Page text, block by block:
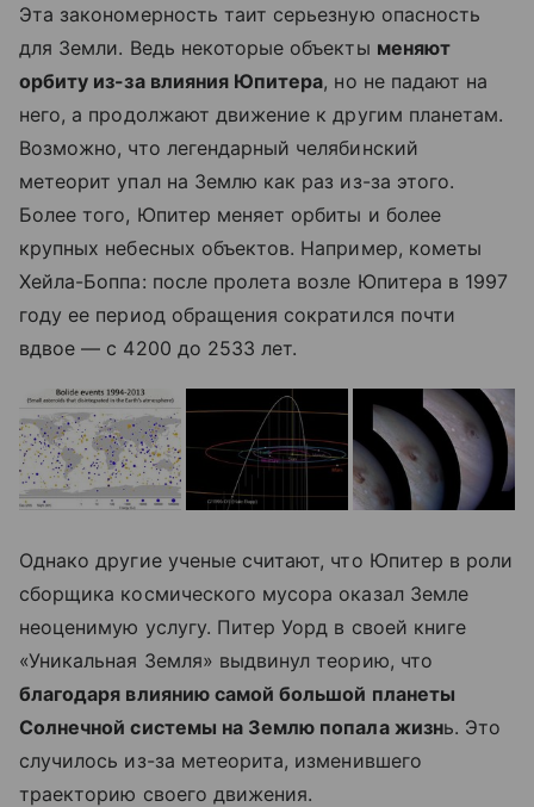
Эта закономерность таит серьезную опасность
для Земли. Ведь некоторые объекты меняют
орбиту из-за влияния Юпитера, но не падают на
него, а продолжают движение к другим планетам.
Возможно, что легендарный челябинский
метеорит упал на Землю как раз из-за этого.
Более того, Юпитер меняет орбиты и более
крупных небесных объектов. Например, кометы
Хейла-Боппа: после пролета возле Юпитера в 1997
году ее период обращения сократился почти
вдвое — с 4200 до 2533 лет.
Однако другие ученые считают, что Юпитер в роли
сборщика космического мусора оказал Земле
неоценимую услугу. Питер Уорд в своей книге
«Уникальная Земля» выдвинул теорию, что
благодаря влиянию самой большой планеты
Солнечной системы на Землю попала жизнь. Это
случилось из-за метеорита, изменившего
траекторию своего движения.